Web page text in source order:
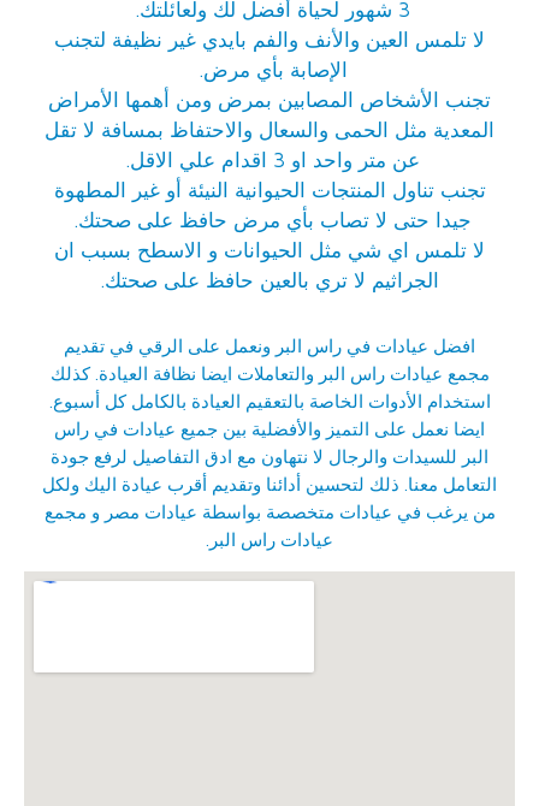
3 شهور لحياة أفضل لك ولعائلتك.
لا تلمس العين والأنف والفم بايدي غير نظيفة لتجنب
الإصابة بأي مرض.
تجنب الأشخاص المصابين بمرض ومن أهمها الأمراض
المعدية مثل الحمى والسعال والاحتفاظ بمسافة لا تقل
عن متر واحد او 3 اقدام علي الاقل.
تجنب تناول المنتجات الحيوانية النيئة أو غير المطهوة
جيدا حتى لا تصاب بأي مرض حافظ على صحتك.
لا تلمس اي شي مثل الحيوانات و الاسطح بسبب ان
الجراثيم لا تري بالعين حافظ على صحتك.
افضل عيادات في راس البر ونعمل على الرقي في تقديم
مجمع عيادات راس البر والتعاملات ايضا نظافة العيادة. كذلك
استخدام الأدوات الخاصة بالتعقيم العيادة بالكامل كل أسبوع.
ايضا نعمل على التميز والأفضلية بين جميع عيادات في راس
البر للسيدات والرجال لا نتهاون مع ادق التفاصيل لرفع جودة
التعامل معنا. ذلك لتحسين أدائنا وتقديم أقرب عيادة اليك ولكل
من يرغب في عيادات متخصصة بواسطة عيادات مصر و مجمع
عيادات راس البر